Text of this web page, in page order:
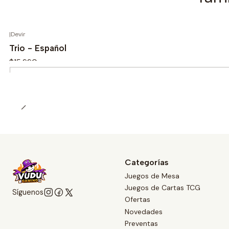
|Devir
Trio - Español
$15.990
Síguenos
Categorías
Juegos de Mesa
Juegos de Cartas TCG
Ofertas
Novedades
Preventas